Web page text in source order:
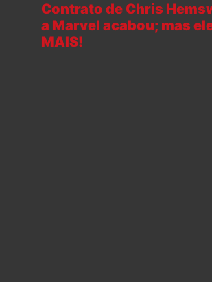
Contrato de Chris
a Marvel acabou; mas
MAIS!